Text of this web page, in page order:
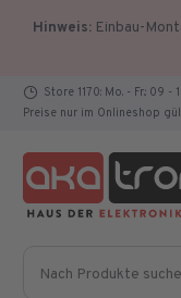
Hinweis: Einbau-
Store 1170: Mo. - Fr.: 09 -
Preise nur im Onlineshop